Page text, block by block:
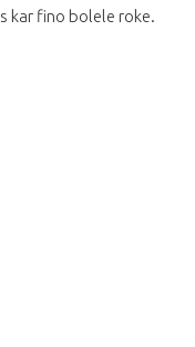
kar fino bolele roke.